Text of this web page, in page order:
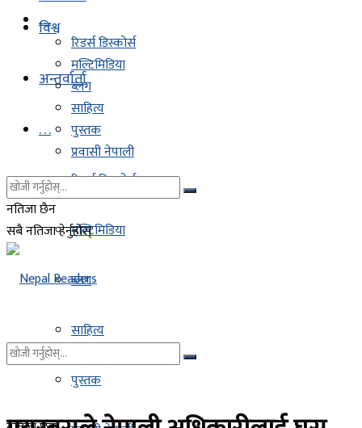
विश्व
अन्तर्वार्ता
. . .
रिडर्स डिस्कोर्स
मल्टिमिडिया
ब्लग
साहित्य
पुस्तक
. . .
रिडर्स डिस्कोर्स
मल्टिमिडिया
ब्लग
साहित्य
पुस्तक
प्रवासी नेपाली
नतिजा छैन
सबै नतिजा हेर्नुहोस्